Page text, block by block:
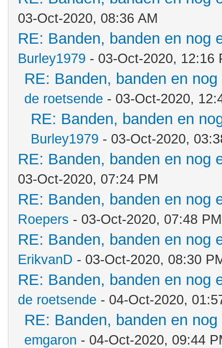
03-Oct-2020, 08:36 AM
RE: Banden, banden en nog
Burley1979 - 03-Oct-2020, 12:16
RE: Banden, banden en
de roetsende - 03-Oct-2020,
RE: Banden, banden en
Burley1979 - 03-Oct-2020,
RE: Banden, banden en nog
03-Oct-2020, 07:24 PM
RE: Banden, banden en nog
Roepers - 03-Oct-2020, 07:48 PM
RE: Banden, banden en nog
ErikvanD - 03-Oct-2020, 08:30
RE: Banden, banden en nog
de roetsende - 04-Oct-2020,
RE: Banden, banden en
emgaron - 04-Oct-2020, 09:44